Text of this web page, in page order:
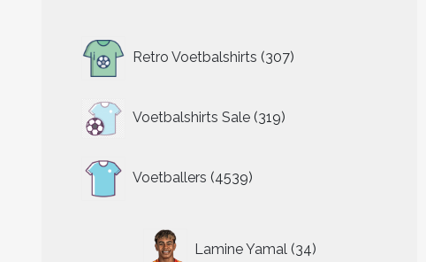
Retro Voetbalshirts 307
producten
Voetbalshirts Sale 319
319
producten
Voetballers 4539
producten
Lamine Yamal 34